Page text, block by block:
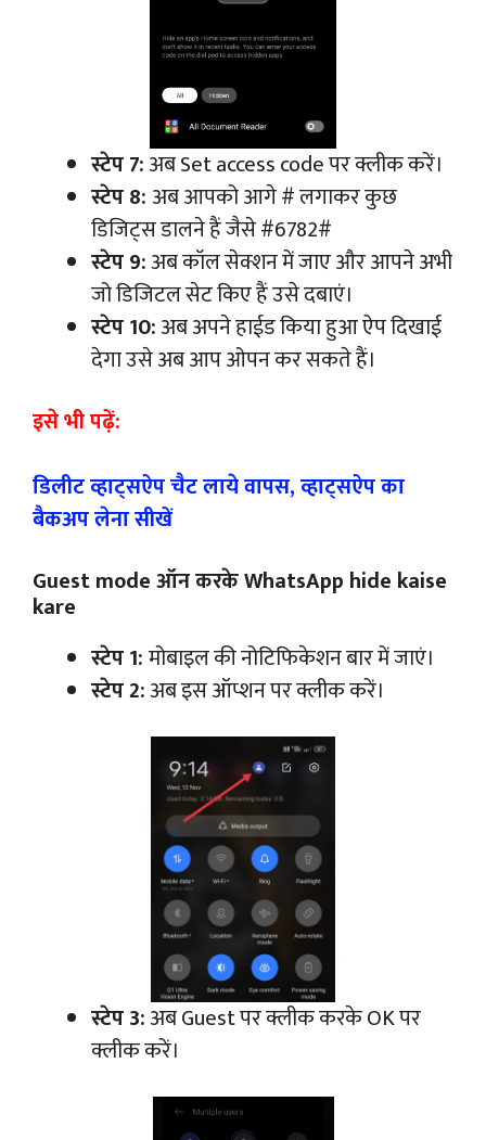
स्टेप 7:अब Set access code पर क्लीक करें।
स्टेप 8: अब आपको आगे # लगाकर कुछ
डिजिट्स डालने हैं जैसे #6782#
स्टेप 9:अब कॉल सेक्शन में जाए और आपने अभी
जो डिजिटल सेट किए हैं उसे दबाएं।
स्टेप 10:अब अपने हाईड किया हुआ ऐप दिखाई
देगा उसे अब आप ओपन कर सकते हैं।
इसे भी पढ़ें:
डिलीट व्हाट्सऐप चैट लाये वापस, व्हाट्सऐप का
बैकअप लेना सीखें
Guest mode ऑन करके WhatsApp hide kaise
kare
स्टेप 1:मोबाइल की नोटिफिकेशन बार में जाएं।
स्टेप 2:अब इस ऑप्शन पर क्लीक करें।
स्टेप 3:अब Guest पर क्लीक करके OK पर
क्लीक करें।